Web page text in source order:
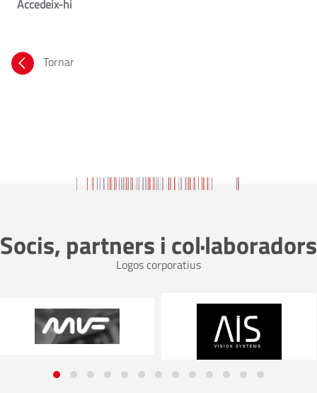
Accedeix-hi
Tornar
Socis, partners i col·laboradors
Logos corporatius